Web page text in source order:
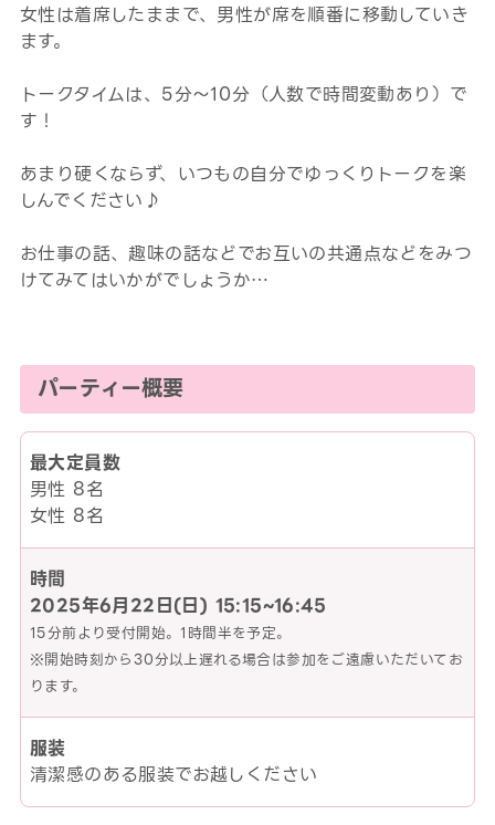
女性は着席したままで、男性が席を順番に移動していき
ます。
トークタイムは、5分～10分（人数で時間変動あり）で
す！
あまり硬くならず、いつもの自分でゆっくりトークを楽
しんでください♪
お仕事の話、趣味の話などでお互いの共通点などをみつ
けてみてはいかがでしょうか…
パーティー概要
最大定員数
男性 8名
女性 8名
時間
2025年6月22日(日) 15:15~16:45
15分前より受付開始。1時間半を予定。
※開始時刻から30分以上遅れる場合は参加をご遠慮いただいてお
ります。
服装
清潔感のある服装でお越しください